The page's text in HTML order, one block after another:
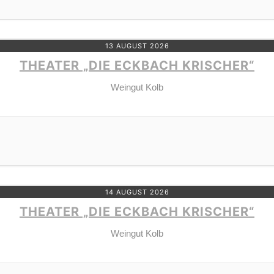
13 AUGUST 2026
THEATER „DIE ECKBACH KRISCHER“
Weingut Kolb
14 AUGUST 2026
THEATER „DIE ECKBACH KRISCHER“
Weingut Kolb